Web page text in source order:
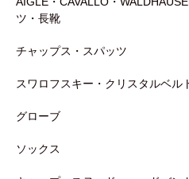
ツ・長靴
チャップス・スパッツ
スワロフスキー・クリスタルベル
グローブ
ソックス